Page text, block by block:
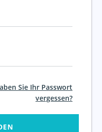
Sie Ihr Passwort
vergessen?